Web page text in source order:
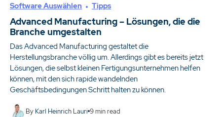
Software Auswählen Tipps
Advanced Manufacturing – Lösungen, die die
Branche umgestalten
Das Advanced Manufacturing gestaltet die
Herstellungsbranche völlig um. Allerdings gibt es bereits jetzt
Lösungen, die selbst kleinen Fertigungsunternehmen helfen
können, mit den sich rapide wandelnden
Geschäftsbedingungen Schritt halten zu können.
By Karl Heinrich Lauri 9min read